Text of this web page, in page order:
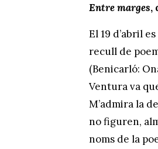
Entre marges,
El 19 d’abril
recull de
(Benicarló:
Ventura va
M’admira la
no figuren,
noms de la